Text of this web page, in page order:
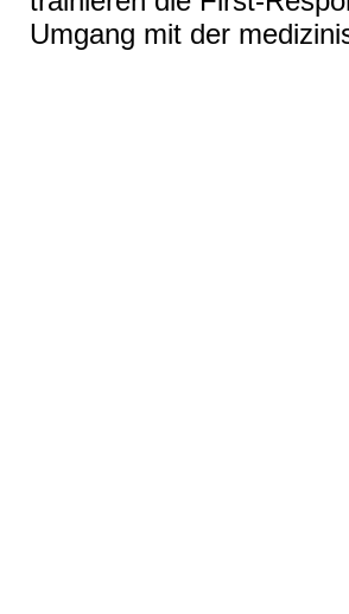
Umgang mit der